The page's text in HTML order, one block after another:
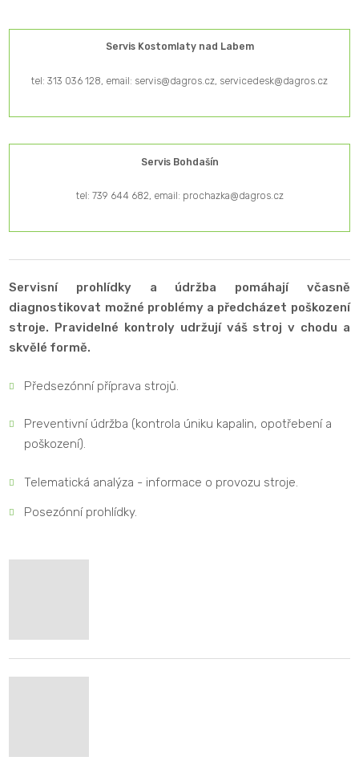
Servis Kostomlaty nad Labem
tel: 313 036 128, email: servis@dagros.cz, servicedesk@dagros.cz
Servis Bohdašín
tel: 739 644 682, email: prochazka@dagros.cz
Servisní prohlídky a údržba pomáhají včasně
diagnostikovat možné problémy a předcházet poškození
stroje. Pravidelné kontroly udržují váš stroj v chodu a
skvělé formě.
Předsezónní příprava strojů.
Preventivní údržba (kontrola úniku kapalin, opotřebení a
poškození).
Telematická analýza - informace o provozu stroje.
Posezónní prohlídky.